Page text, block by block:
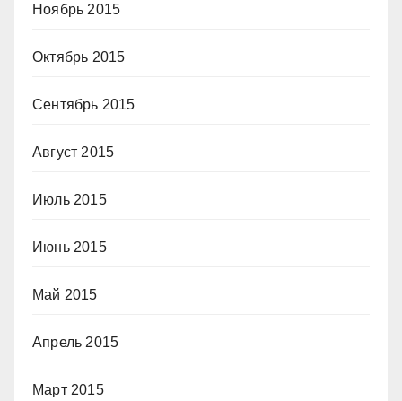
Ноябрь 2015
Октябрь 2015
Сентябрь 2015
Август 2015
Июль 2015
Июнь 2015
Май 2015
Апрель 2015
Март 2015